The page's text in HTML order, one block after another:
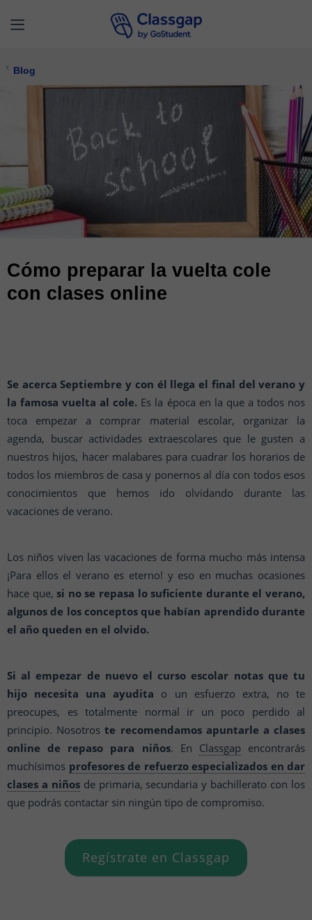
Blog
Cómo preparar la vuelta cole
con clases online
Se acerca Septiembre y con él llega el final del verano y
la famosa vuelta al cole. Es la época en la que a todos nos
toca empezar a comprar material escolar, organizar la
agenda, buscar actividades extraescolares que le gusten a
nuestros hijos, hacer malabares para cuadrar los horarios de
todos los miembros de casa y ponernos al día con todos esos
conocimientos que hemos ido olvidando durante las
vacaciones de verano.
Los niños viven las vacaciones de forma mucho más intensa
¡Para ellos el verano es eterno! y eso en muchas ocasiones
hace que,si no se repasa lo suficiente durante el verano,
algunos de los conceptos que habían aprendido durante
el año queden en el olvido.
Si al empezar de nuevo el curso escolar notas que tu
hijo necesita una ayudita o un esfuerzo extra, no te
preocupes, es totalmente normal ir un poco perdido al
principio. Nosotroste recomendamos apuntarle a clases
online de repaso para niños. En Classgap encontrarás
muchísimos profesores de refuerzo especializados en dar
clases a niñosde primaria, secundaria y bachillerato con los
que podrás contactar sin ningún tipo de compromiso.
Regístrate en Classgap